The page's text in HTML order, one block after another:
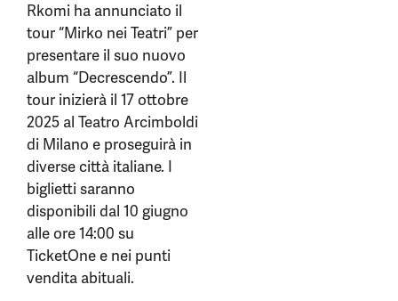
Rkomi ha annunciato il
tour “Mirko nei Teatri” per
presentare il suo nuovo
album “Decrescendo”. Il
tour inizierà il 17 ottobre
2025 al Teatro Arcimboldi
di Milano e proseguirà in
diverse città italiane. I
biglietti saranno
disponibili dal 10 giugno
alle ore 14:00 su
TicketOne e nei punti
vendita abituali.